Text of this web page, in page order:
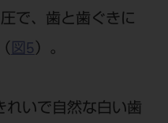
で、歯と歯ぐきに
（ 図5 ）。
れいで自然な白い歯